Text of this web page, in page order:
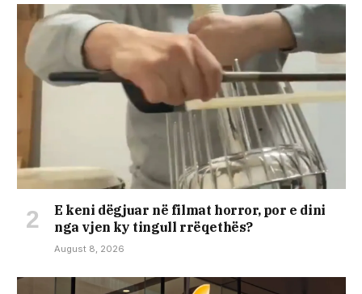
E keni dëgjuar në filmat horror, por e dini
nga vjen ky tingull rrëqethës?
August 8, 2026